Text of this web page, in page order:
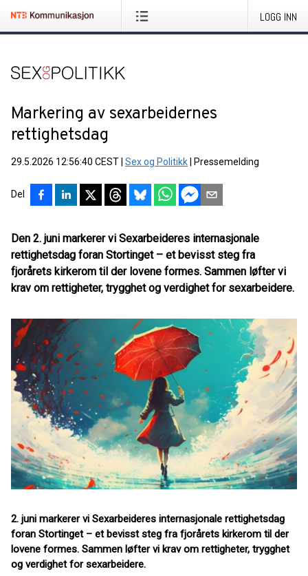
LOGG INN
Markering av sexarbeidernes
rettighetsdag
29.5.2026 12:56:40 CEST Sex og Politikk Pressemelding
Del
Den 2. juni markerer vi Sexarbeideres internasjonale
rettighetsdag foran Stortinget – et bevisst steg fra
fjorårets kirkerom til der lovene formes. Sammen løfter vi
krav om rettigheter, trygghet og verdighet for sexarbeidere.
2. juni markerer vi Sexarbeideres internasjonale rettighetsdag
foran Stortinget – et bevisst steg fra fjorårets kirkerom til der
lovene formes. Sammen løfter vi krav om rettigheter, trygghet
og verdighet for sexarbeidere.